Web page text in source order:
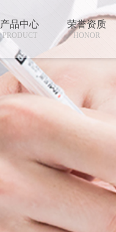
产品中心
PRODUCT
荣誉资质
HONOR